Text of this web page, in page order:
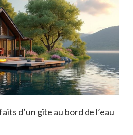
d’un gîte au bord de l’eau